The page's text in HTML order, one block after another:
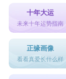
十年大运
未来十年运势指南
正缘画像
看看真爱长什么样